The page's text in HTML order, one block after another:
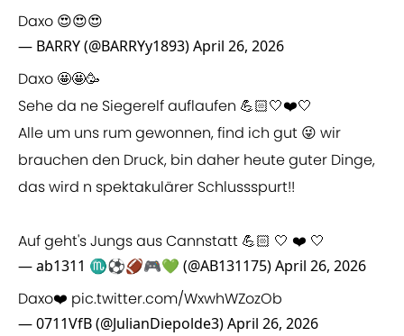
Daxo 😍😍😍
— BARRY (@BARRYy1893)April 26, 2026
Daxo 🤩🤩🥳
Sehe da ne Siegerelf auflaufen 💪🏻🤍❤️🤍
Alle um uns rum gewonnen, find ich gut 😜 wir
brauchen den Druck, bin daher heute guter Dinge,
das wird n spektakulärer Schlussspurt!!
Auf geht's Jungs aus Cannstatt 💪🏻 🤍 ❤️ 🤍
— ab1311 ♏⚽🏈🎮💚 (@AB131175)April 26, 2026
Daxo❤️ pic.twitter.com/WxwhWZozOb
— 0711VfB (@JulianDiepolde3)April 26, 2026